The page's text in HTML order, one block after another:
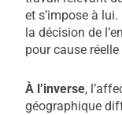
et s’impose à
la décision de
pour cause
À l’inverse,
géographique